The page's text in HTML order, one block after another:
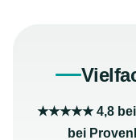
★★★★★ 4,8 bei
bei